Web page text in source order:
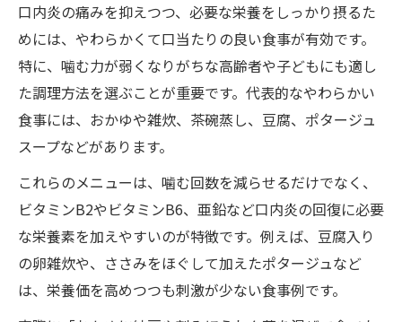
口内炎の痛みを抑えつつ、必要な栄養をしっかり摂るた
めには、やわらかくて口当たりの良い食事が有効です。
特に、噛む力が弱くなりがちな高齢者や子どもにも適し
た調理方法を選ぶことが重要です。代表的なやわらかい
食事には、おかゆや雑炊、茶碗蒸し、豆腐、ポタージュ
スープなどがあります。
これらのメニューは、噛む回数を減らせるだけでなく、
ビタミンB2やビタミンB6、亜鉛など口内炎の回復に必要
な栄養素を加えやすいのが特徴です。例えば、豆腐入り
の卵雑炊や、ささみをほぐして加えたポタージュなど
は、栄養価を高めつつも刺激が少ない食事例です。